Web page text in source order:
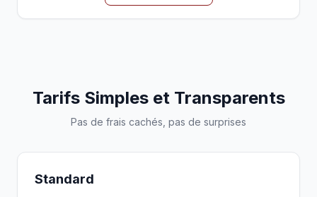
Tarifs Simples et Transparents
Pas de frais cachés, pas de surprises
Standard